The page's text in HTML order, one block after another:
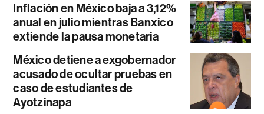
Inflación en México baja a 3,12%
anual en julio mientras Banxico
extiende la pausa monetaria
México detiene a exgobernador
acusado de ocultar pruebas en
caso de estudiantes de
Ayotzinapa